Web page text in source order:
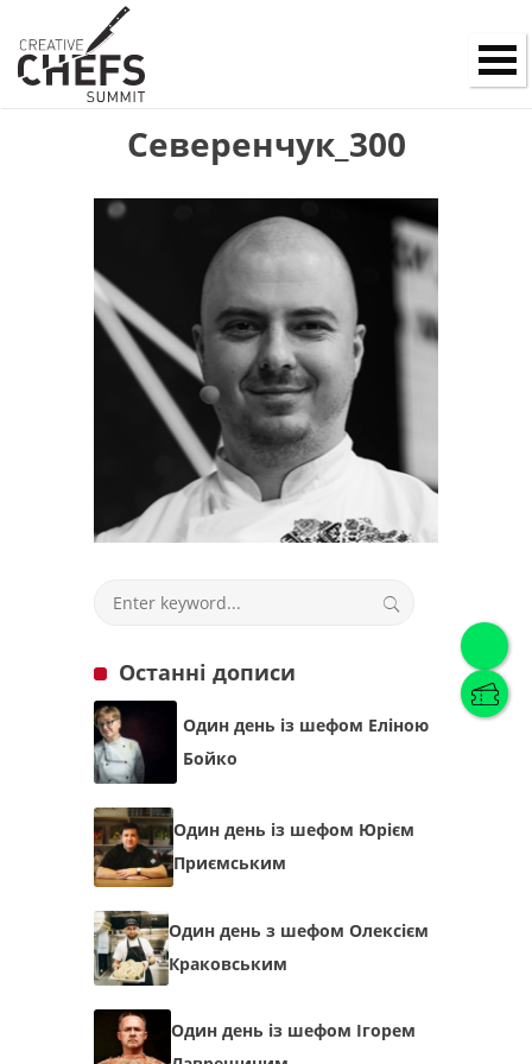
Українська
Українська
Северенчук_300
Останні дописи
Один день із шефом Еліною
Бойко
Один день із шефом Юрієм
Приємським
Один день з шефом Олексієм
Краковським
Один день із шефом Ігорем